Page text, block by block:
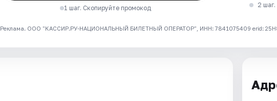
1 шаг. Скопируйте промокод
2
Реклама. ООО "КАССИР.РУ-НАЦИОНАЛЬНЫЙ БИЛЕТНЫЙ ОПЕРАТОР", ИНН: 7841075409 erid: